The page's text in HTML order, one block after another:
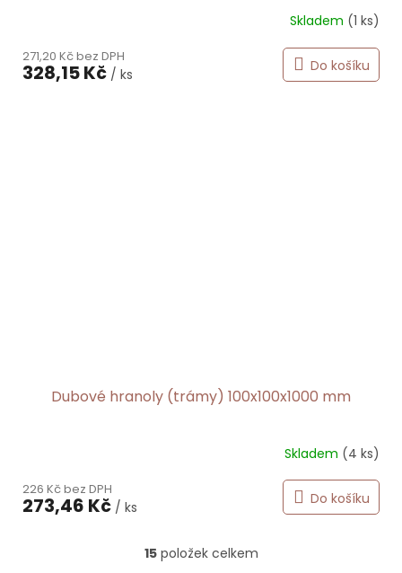
Skladem (1 ks)
271,20 Kč bez DPH
328,15 Kč / ks
Do košíku
Dubové hranoly (trámy) 100x100x1000 mm
produktu
je
Skladem (4 ks)
226 Kč bez DPH
273,46 Kč / ks
Do košíku
O
15položek celkem